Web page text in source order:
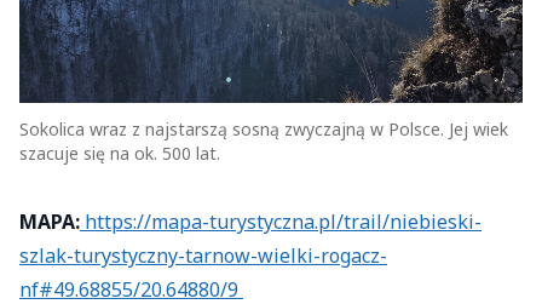
Sokolica wraz z najstarszą sosną zwyczajną w Polsce. Jej wiek
szacuje się na ok. 500 lat.
MAPA: https://mapa-turystyczna.pl/trail/niebieski-
szlak-turystyczny-tarnow-wielki-rogacz-
nf#49.68855/20.64880/9